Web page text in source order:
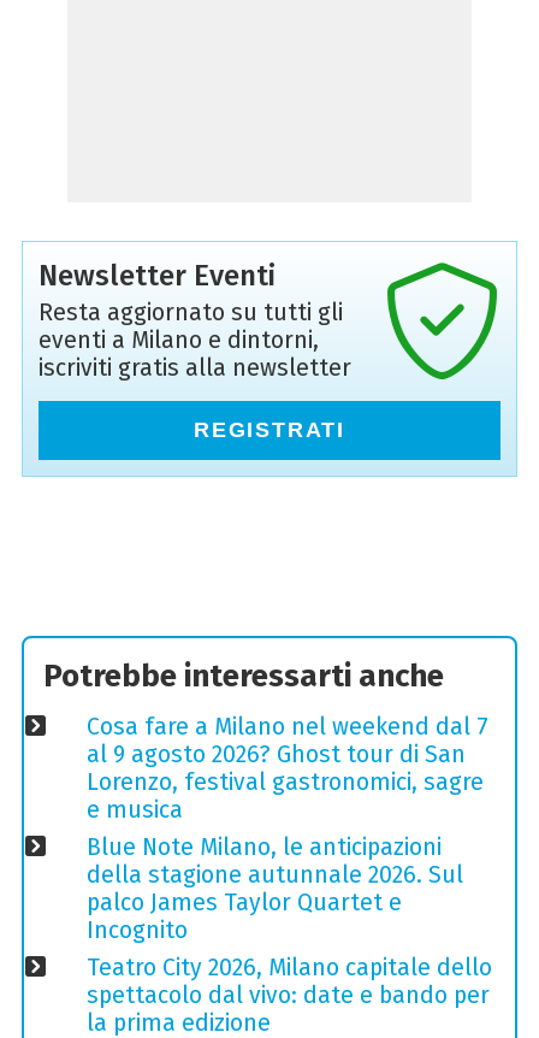
Newsletter Eventi
Resta aggiornato su tutti gli
eventi a Milano e dintorni,
iscriviti gratis alla newsletter
REGISTRATI
Potrebbe interessarti anche
Cosa fare a Milano nel weekend dal 7
al 9 agosto 2026? Ghost tour di San
Lorenzo, festival gastronomici, sagre
e musica
Blue Note Milano, le anticipazioni
della stagione autunnale 2026. Sul
palco James Taylor Quartet e
Incognito
Teatro City 2026, Milano capitale dello
spettacolo dal vivo: date e bando per
la prima edizione